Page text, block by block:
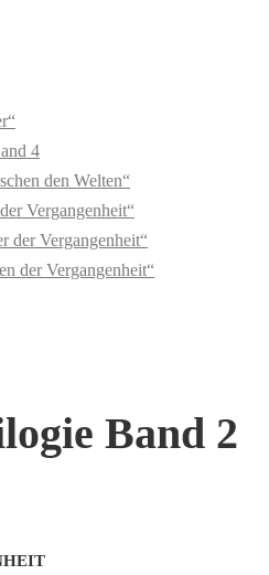
4
den Welten“
Vergangenheit“
der Vergangenheit“
der Vergangenheit“
Band 2